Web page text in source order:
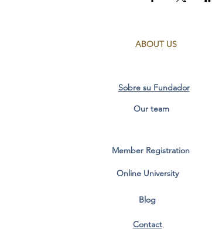
ABOUT US
Sobre su Fundador
Our team
Member Registration
Online University
Blog
Contact